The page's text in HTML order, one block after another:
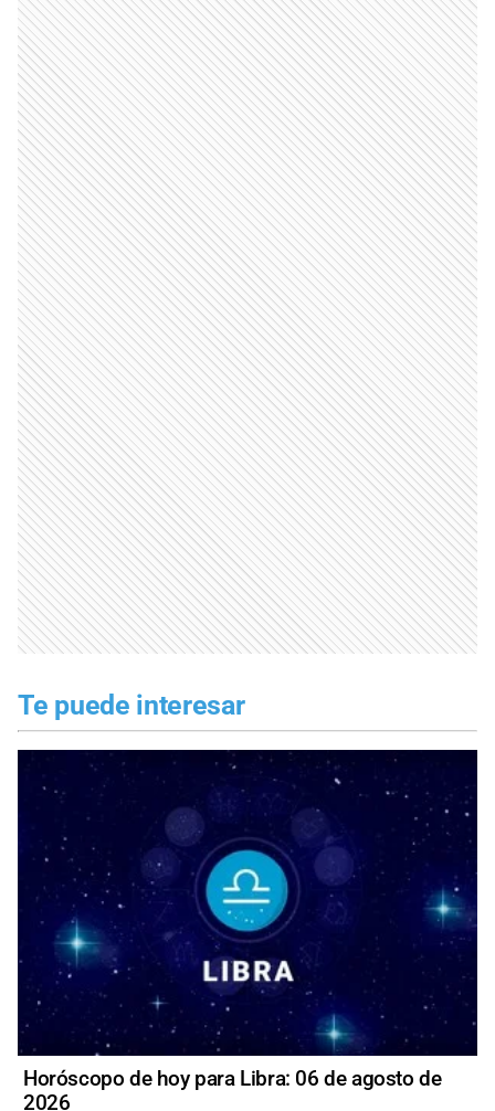
Te puede interesar
Horóscopo de hoy para Libra: 06 de agosto de
2026